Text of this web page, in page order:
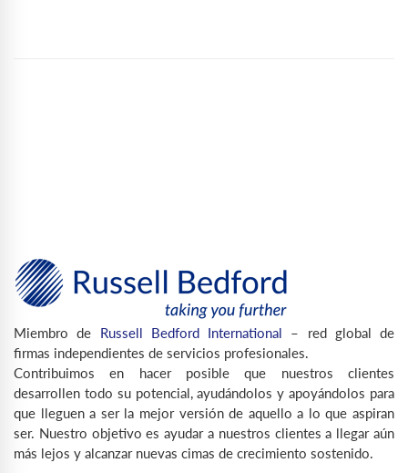
Miembro de Russell Bedford International – red global de
firmas independientes de servicios profesionales.
Contribuimos en hacer posible que nuestros clientes
desarrollen todo su potencial, ayudándolos y apoyándolos para
que lleguen a ser la mejor versión de aquello a lo que aspiran
ser. Nuestro objetivo es ayudar a nuestros clientes a llegar aún
más lejos y alcanzar nuevas cimas de crecimiento sostenido.